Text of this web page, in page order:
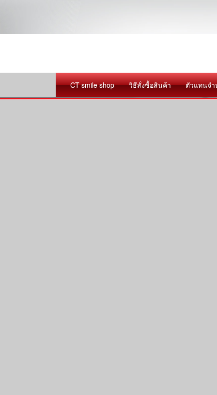
CT smile shop วิธีสั่งซื้อสินค้า ตัวแทนจ